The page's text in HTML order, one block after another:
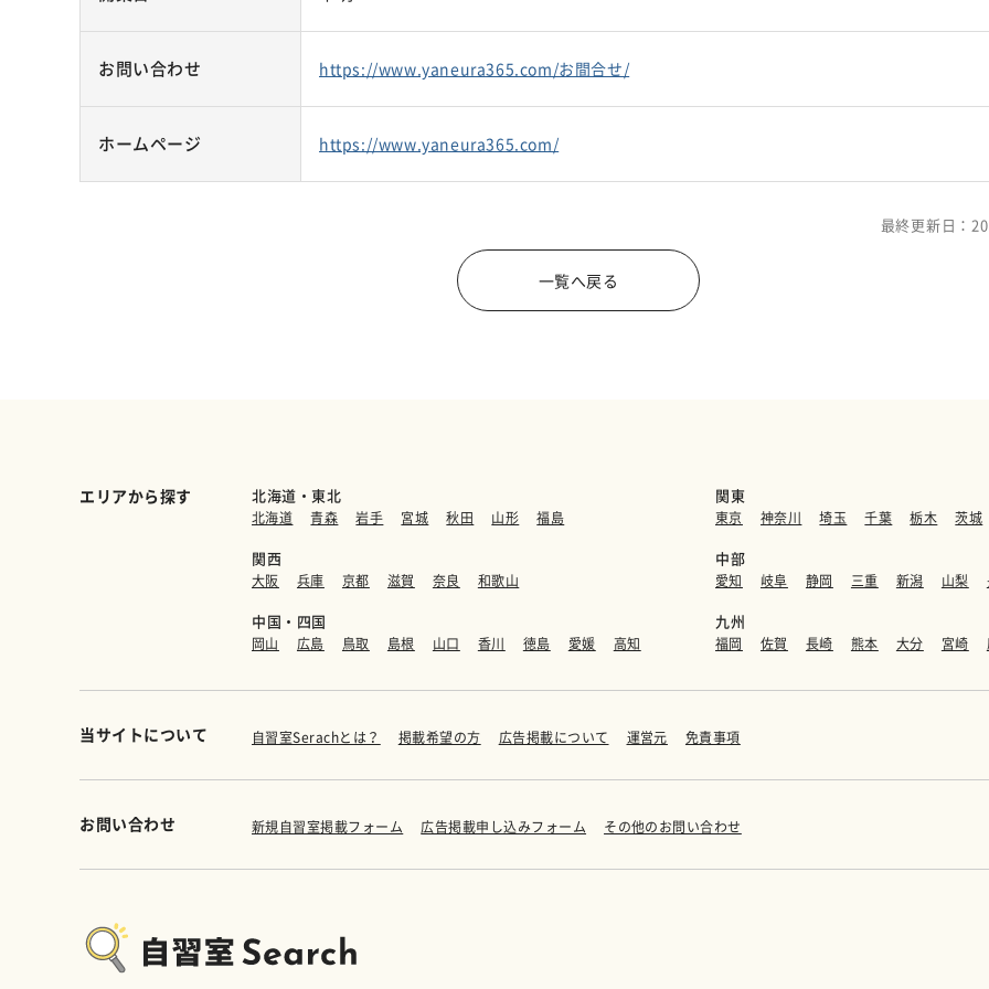
お問い合わせ https://www.yaneura365.com/お間合せ/
ホームページ https://www.yaneura365.com/
最終更新日：
一覧へ戻る
エリアから探す 北海道・東北
北海道 青森 岩手 宮城 秋田 山形 福島
関東
東京 神奈川 埼玉 千葉 栃木 茨城
関西
大阪 兵庫 京都 滋賀 奈良 和歌山
中部
愛知 岐阜 静岡 三重 新潟 山梨
中国・四国
岡山 広島 鳥取 島根 山口 香川 徳島 愛媛 高知
九州
福岡 佐賀 長崎 熊本 大分 宮崎
当サイトについて 自習室Serachとは？ 掲載希望の方 広告掲載について 運営元 免責事項
お問い合わせ 新規自習室掲載フォーム 広告掲載申し込みフォーム その他のお問い合わせ